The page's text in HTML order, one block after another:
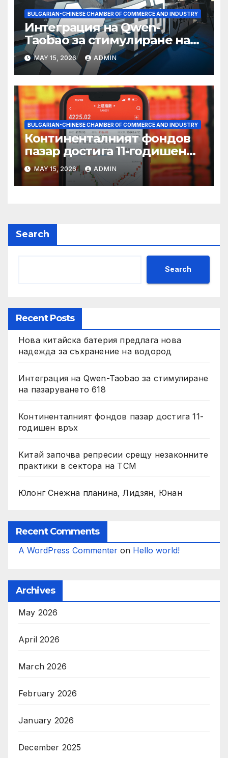
BULGARIAN-CHINESE CHAMBER OF COMMERCE AND INDUSTRY
Интеграция на Qwen-
Taobao за стимулиране на
пазаруването 618
MAY 15, 2026 ADMIN
BULGARIAN-CHINESE CHAMBER OF COMMERCE AND INDUSTRY
Континенталният фондов
пазар достига 11-годишен
връх
MAY 15, 2026 ADMIN
Search
Search
Recent Posts
Нова китайска батерия предлага нова
надежда за съхранение на водород
Интеграция на Qwen-Taobao за стимулиране
на пазаруването 618
Континенталният фондов пазар достига 11-
годишен връх
Китай започва репресии срещу незаконните
практики в сектора на TCM
Юлонг Снежна планина, Лидзян, Юнан
Recent Comments
A WordPress Commenter on Hello world!
Archives
May 2026
April 2026
March 2026
February 2026
January 2026
December 2025